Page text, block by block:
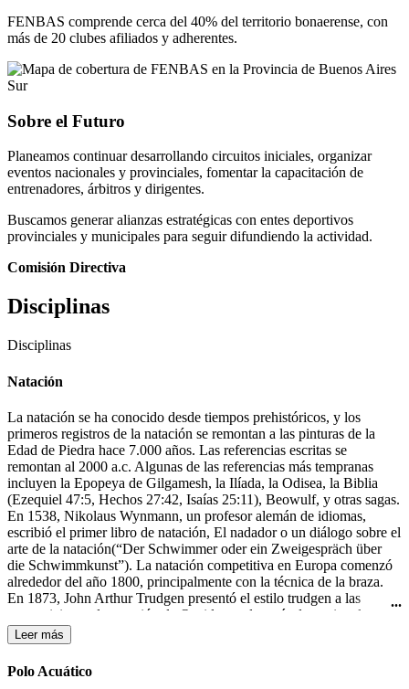
FENBAS comprende cerca del 40% del territorio bonaerense, con
más de 20 clubes afiliados y adherentes.
Sobre el Futuro
Planeamos continuar desarrollando circuitos iniciales, organizar
eventos nacionales y provinciales, fomentar la capacitación de
entrenadores, árbitros y dirigentes.
Buscamos generar alianzas estratégicas con entes deportivos
provinciales y municipales para seguir difundiendo la actividad.
Comisión Directiva
Disciplinas
Disciplinas
Natación
La natación se ha conocido desde tiempos prehistóricos, y los
primeros registros de la natación se remontan a las pinturas de la
Edad de Piedra hace 7.000 años. Las referencias escritas se
remontan al 2000 a.c. Algunas de las referencias más tempranas
incluyen la Epopeya de Gilgamesh, la Ilíada, la Odisea, la Biblia
(Ezequiel 47:5, Hechos 27:42, Isaías 25:11), Beowulf, y otras sagas.
En 1538, Nikolaus Wynmann, un profesor alemán de idiomas,
escribió el primer libro de natación, El nadador o un diálogo sobre el
arte de la natación(“Der Schwimmer oder ein Zweigespräch über
die Schwimmkunst”). La natación competitiva en Europa comenzó
alrededor del año 1800, principalmente con la técnica de la braza.
En 1873, John Arthur Trudgen presentó el estilo trudgen a las
competiciones de natación de Occidente, después de copiar el estilo
crol utilizado por los nativos americanos. Debido a la indiferencia
británica para las salpicaduras, Trudgen empleó una patada de tijera
en lugar de la patada de estilo crol. La natación formó parte de los
primeros Juegos Olímpicos modernos en 1896 en Atenas. En 1902
Leer más
Polo Acuático